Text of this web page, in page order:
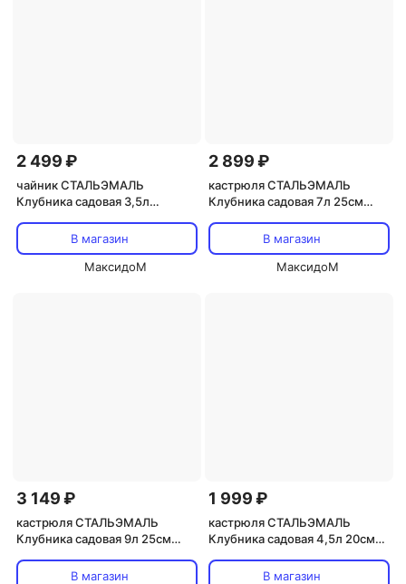
2 499 ₽
чайник СТАЛЬЭМАЛЬ
Клубника садовая 3,5л
В магазин
МаксидоМ
2 899 ₽
кастрюля СТАЛЬЭМАЛЬ
Клубника садовая 7л 25см
В магазин
МаксидоМ
3 149 ₽
кастрюля СТАЛЬЭМАЛЬ
Клубника садовая 9л 25см
В магазин
1 999 ₽
кастрюля СТАЛЬЭМАЛЬ
Клубника садовая 4,5л 20см
В магазин